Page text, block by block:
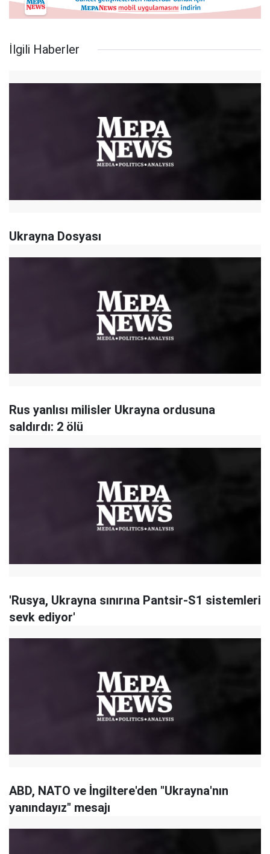
İlgili Haberler
Ukrayna Dosyası
Rus yanlısı milisler Ukrayna ordusuna
saldırdı: 2 ölü
'Rusya, Ukrayna sınırına Pantsir-S1 sistemleri
sevk ediyor'
ABD, NATO ve İngiltere'den "Ukrayna'nın
yanındayız" mesajı